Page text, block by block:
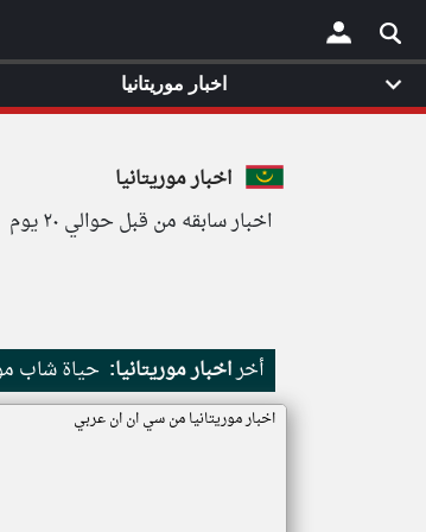
×
اخبار موريتانيا
اخبار سابقه من قبل حوالي ٢٠ يوم
أخراخبار موريتانيا: حياة شاب
اخبار موريتانيا من سي ان ان عربي
اخبار موريتانيا